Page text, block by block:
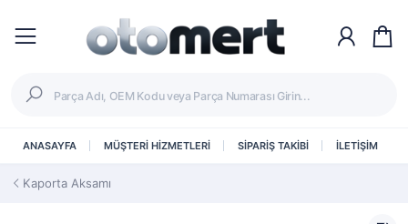
ANASAYFA MÜŞTERİ HİZMETLERİ SİPARİŞ TAKİBİ İLETİŞİM
Kaporta Aksamı